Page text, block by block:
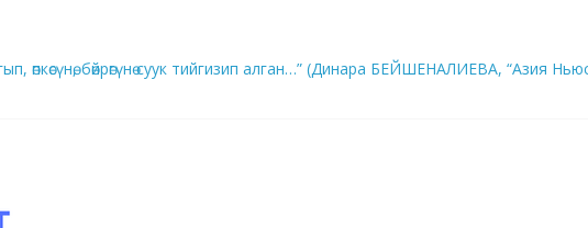
өпкөсүнө, бөйрөгүнө суук тийгизип алган…” (Динара БЕЙШЕНАЛИЕВА, “Азия
он үч акындын котормосунда